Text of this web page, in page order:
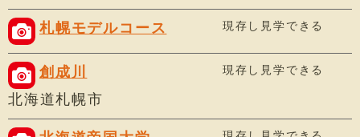
札幌モデルコース 現存し見学できる
創成川 現存し見学できる
北海道札幌市